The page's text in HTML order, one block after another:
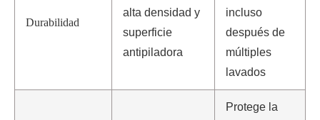
Durabilidad
alta densidad y
superficie
antipiladora
incluso
después de
múltiples
lavados
Protege la